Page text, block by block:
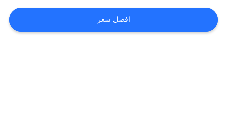
خريطة
الموقع
افضل سعر